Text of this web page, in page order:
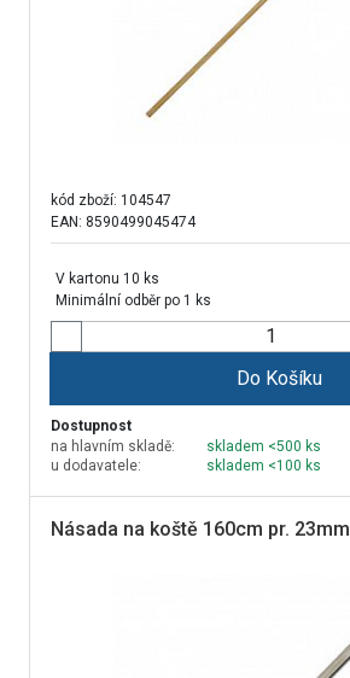
kód zboží: 104547
EAN: 8590499045474
V kartonu 10 ks
Minimální odběr po 1 ks
Do Košíku
Dostupnost
na hlavním skladě:
skladem <500 ks
u dodavatele:
skladem <100 ks
Násada na koště 160cm pr. 23mm